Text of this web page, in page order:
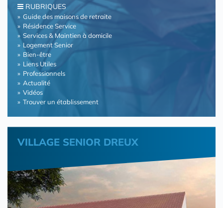
RUBRIQUES
Guide des maisons de retraite
Résidence Service
Services & Maintien à domicile
Logement Senior
Bien-être
Liens Utiles
Professionnels
Actualité
Vidéos
Trouver un établissement
VILLAGE SENIOR DREUX